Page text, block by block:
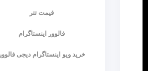
قیمت تتر
فالوور اینستاگرام
خرید ویو اینستاگرام دیجی فالوور